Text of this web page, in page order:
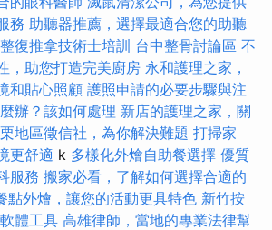
務 助聽器推薦，選擇最適合您的助聽
復推拿技術士培訓 台中整骨討論區 不
，助您打造完美廚房 永和護理之家，
和貼心照顧 護照申請的必要步驟與注
辦？該如何處理 新店的護理之家，關
地區徵信社，為你解決難題 打掃家
更舒適 k 多樣化外燴自助餐選擇 優質
服務 搬家必看，了解如何選擇合適的
點外燴，讓您的活動更具特色 新竹按
體工具 高雄律師，當地的專業法律幫